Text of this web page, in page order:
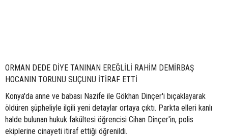
ORMAN DEDE DİYE TANINAN EREĞLİLİ RAHİM DEMİRBAŞ
HOCANIN TORUNU SUÇUNU İTİRAF ETTİ
Konya'da anne ve babası Nazife ile Gökhan Dinçer'i bıçaklayarak
öldüren şüpheliyle ilgili yeni detaylar ortaya çıktı. Parkta elleri kanlı
halde bulunan hukuk fakültesi öğrencisi Cihan Dinçer'in, polis
ekiplerine cinayeti itiraf ettiği öğrenildi.